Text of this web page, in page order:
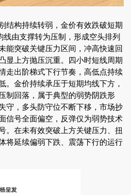
结构持续转弱，金价有效跌破短期
由支撑转为压制，形成空头排列
能突破关键压力区间，冲高快速回
显上方抛压沉重。四小时短线周期
走出阶梯式下行节奏，高低点持续
。金价持续承压于短期均线下方，
制回落，属于典型的弱势阴跌形
守，多头防守位不断下移，市场抄
信号全面偏空，反弹仅为弱势技术
。在未有效突破上方关键压力、扭
将延续偏弱下跌、震荡下行的运行